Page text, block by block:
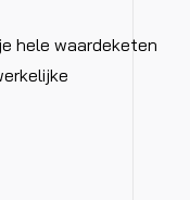
hele waardeketen